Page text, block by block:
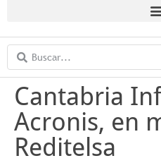
Cantabria
Acronis, en
Reditelsa